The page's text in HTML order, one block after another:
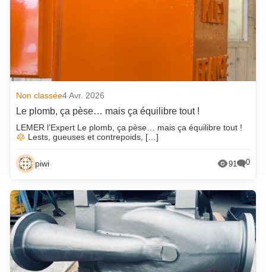
Non classée4 Avr. 2026
Le plomb, ça pèse… mais ça équilibre tout !
LEMER l’Expert Le plomb, ça pèse… mais ça équilibre tout !
Lests, gueuses et contrepoids, […]
piwi 91 0